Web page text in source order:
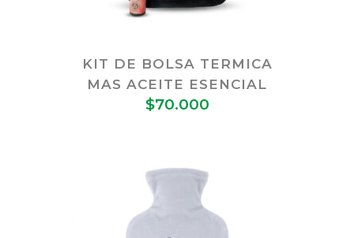
KIT DE BOLSA TERMICA
MAS ACEITE ESENCIAL
$70.000